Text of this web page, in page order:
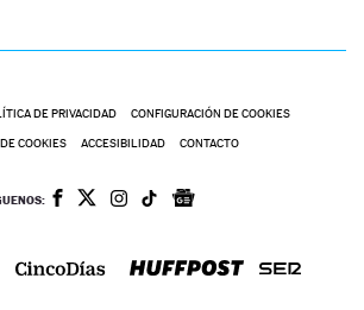
DE PRIVACIDAD CONFIGURACIÓN DE COOKIES
COOKIES ACCESIBILIDAD CONTACTO